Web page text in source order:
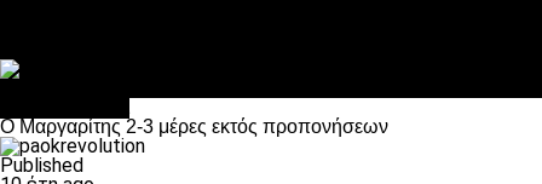
Ο Μαργαρίτης 2-3 μέρες εκτός προπονήσεων
Published